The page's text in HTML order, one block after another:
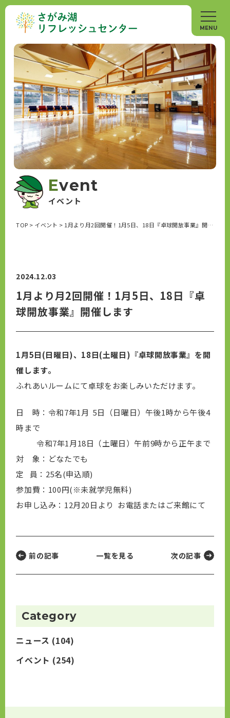
Event
イベント
TOP > イベント > 1月より月2回開催！1月5日、18日『卓球開放事業』開催します
2024.12.03
1月より月2回開催！1月5日、18日『卓
球開放事業』開催します
1月5日(日曜日)、18日(土曜日)『卓球開放事業』を開
催します。
ふれあいルームにて卓球をお楽しみいただけます。
日 時：令和7年1月 5日（日曜日）午後1時から午後4
時まで
令和7年1月18日（土曜日）午前9時から正午まで
対 象：どなたでも
定 員：25名(申込順)
参加費：100円(※未就学児無料)
お申し込み：12月20日より お電話またはご来館にて
前の記事 一覧を見る 次の記事
Category
ニュース (104)
イベント (254)